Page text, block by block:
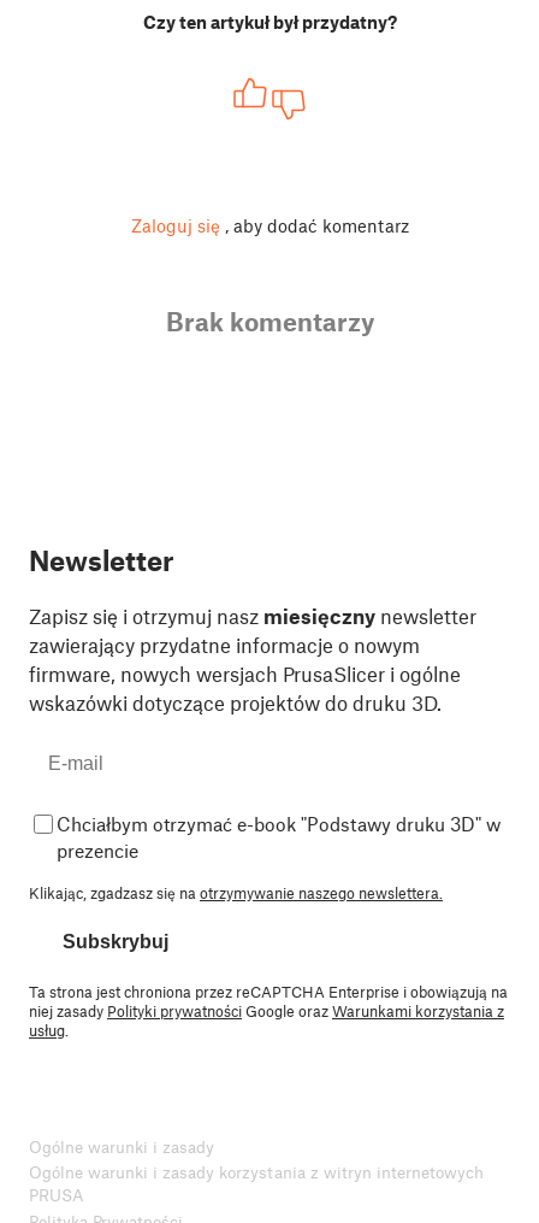
Czy ten artykuł był przydatny?
Zaloguj się , aby dodać komentarz
Brak komentarzy
Newsletter
Zapisz się i otrzymuj nasz miesięczny newsletter
zawierający przydatne informacje o nowym
firmware, nowych wersjach PrusaSlicer i ogólne
wskazówki dotyczące projektów do druku 3D.
Chciałbym otrzymać e-book "Podstawy druku 3D" w
prezencie
Klikając, zgadzasz się naotrzymywanie naszego newslettera.
Subskrybuj
Ta strona jest chroniona przez reCAPTCHA Enterprise i obowiązują na
niej zasady Polityki prywatnościGoogle orazWarunkami korzystania z
usług.
Ogólne warunki i zasady
Ogólne warunki i zasady korzystania z witryn internetowych
PRUSA